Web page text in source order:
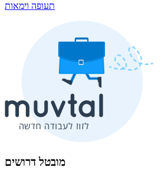
תעופה וימאות
מובטל דרושים